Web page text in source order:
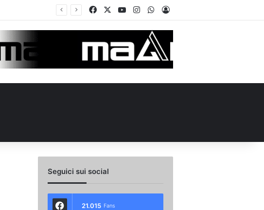
FacebookYou TubeInstagramWhatsApp
Accedi
Seguici sui social
21.015 Fans